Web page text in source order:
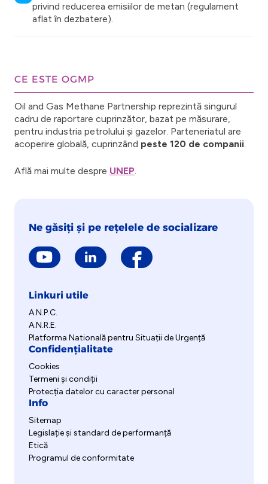
privind reducerea emisiilor de metan (regulament
aflat în dezbatere).
CE ESTE OGMP
Oil and Gas Methane Partnership reprezintă singurul
cadru de raportare cuprinzător, bazat pe măsurare,
pentru industria petrolului și gazelor. Parteneriatul are
acoperire globală, cuprinzând peste 120 de companii.
Află mai multe despre UNEP.
Ne găsiți și pe rețelele de socializare
Linkuri utile
A.N.P.C.
A.N.R.E.
Platforma Natională pentru Situații de Urgență
Confidențialitate
Cookies
Termeni și condiții
Protecția datelor cu caracter personal
Info
Sitemap
Legislație și standard de performanță
Etică
Programul de conformitate